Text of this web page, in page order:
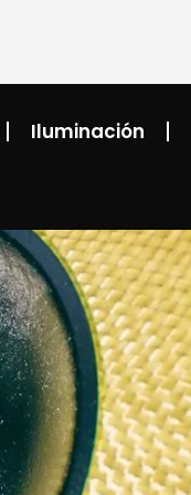
Iluminación